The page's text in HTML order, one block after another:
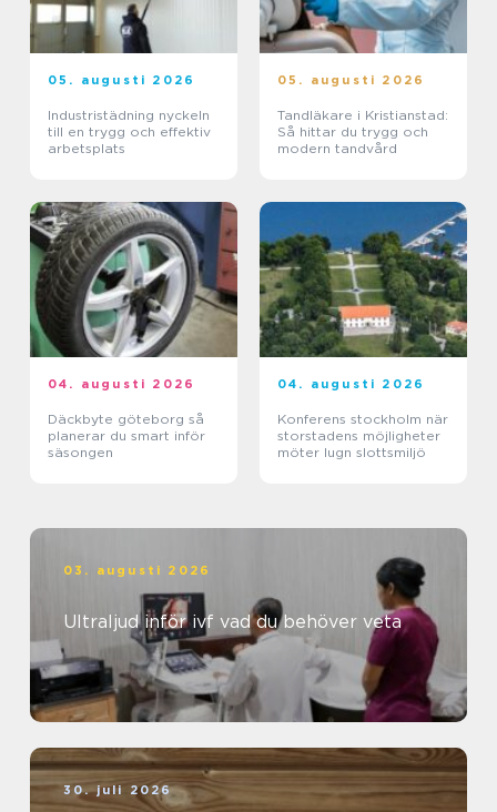
05. augusti 2026
Industristädning nyckeln
till en trygg och effektiv
arbetsplats
05. augusti 2026
Tandläkare i Kristianstad:
Så hittar du trygg och
modern tandvård
04. augusti 2026
Däckbyte göteborg så
planerar du smart inför
säsongen
04. augusti 2026
Konferens stockholm när
storstadens möjligheter
möter lugn slottsmiljö
03. augusti 2026
Ultraljud inför ivf vad du behöver veta
30. juli 2026